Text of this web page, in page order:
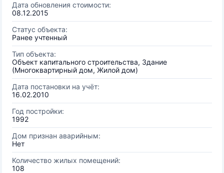
Дата обновления стоимости:
08.12.2015
Статус объекта:
Ранее учтенный
Тип объекта:
Объект капитального строительства, Здание
(Многоквартирный дом, Жилой дом)
Дата постановки на учёт:
16.02.2010
Год постройки:
1992
Дом признан аварийным:
Нет
Количество жилых помещений:
108